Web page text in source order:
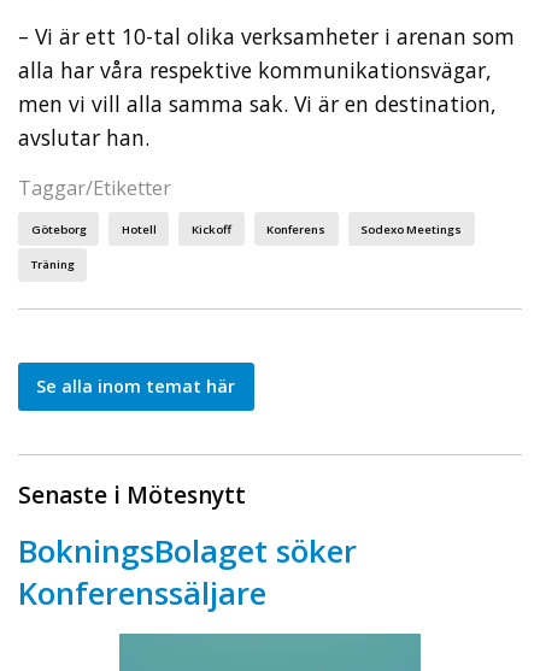
– Vi är ett 10-tal olika verksamheter i arenan som
alla har våra respektive kommunikationsvägar,
men vi vill alla samma sak. Vi är en destination,
avslutar han.
Taggar/Etiketter
Göteborg Hotell Kickoff Konferens Sodexo Meetings
Träning
Se alla inom temat här
Senaste i Mötesnytt
BokningsBolaget söker
Konferenssäljare